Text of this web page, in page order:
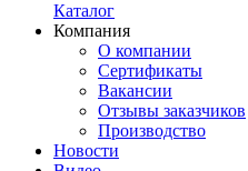
Каталог
Компания
О компании
Сертификаты
Вакансии
Отзывы заказчиков
Производство
Новости